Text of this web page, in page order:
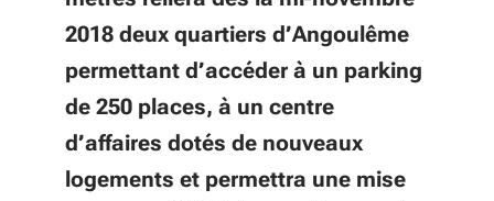
2018 deux quartiers d’Angoulême
permettant d’accéder à un parking
de 250 places, à un centre
d’affaires dotés de nouveaux
logements et permettra une mise